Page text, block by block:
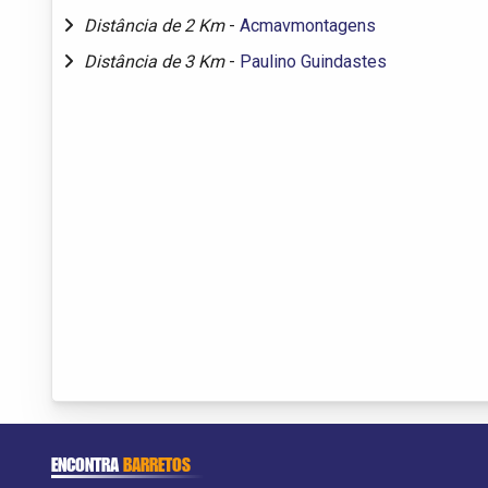
Distância de 2 Km - Acmavmontagens
Distância de 3 Km - Paulino Guindastes
ENCONTRABARRETOS